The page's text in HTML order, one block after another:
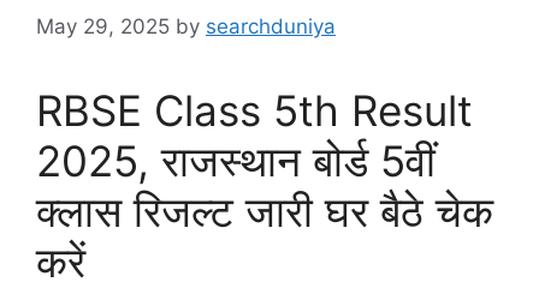
May 29, 2025 by searchduniya
RBSE Class 5th Result
2025, राजस्थान बोर्ड 5वीं
क्लास रिजल्ट जारी घर बैठे चेक
करें